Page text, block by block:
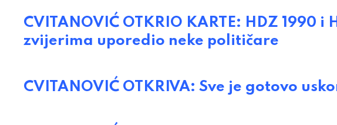
CVITANOVIĆ OTKRIO KARTE: HDZ 1990
zvijerima uporedio neke političare
CVITANOVIĆ OTKRIVA: Sve je gotovo